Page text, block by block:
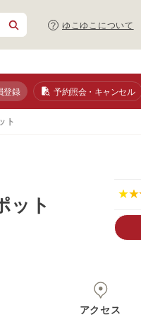
ゆこゆこについて
登録 予約照会・キャンセル
ト
ット
アクセス